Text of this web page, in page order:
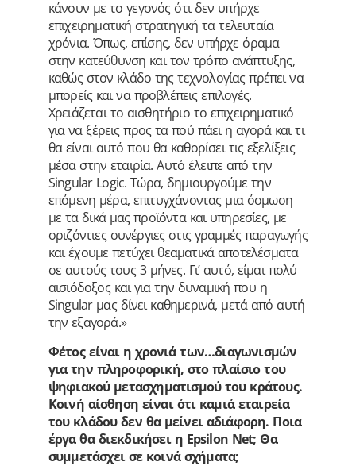
κάνουν με το γεγονός ότι δεν υπήρχε
επιχειρηματική στρατηγική τα τελευταία
χρόνια. Όπως, επίσης, δεν υπήρχε όραμα
στην κατεύθυνση και τον τρόπο ανάπτυξης,
καθώς στον κλάδο της τεχνολογίας πρέπει να
μπορείς και να προβλέπεις επιλογές.
Χρειάζεται το αισθητήριο το επιχειρηματικό
για να ξέρεις προς τα πού πάει η αγορά και τι
θα είναι αυτό που θα καθορίσει τις εξελίξεις
μέσα στην εταιρία. Αυτό έλειπε από την
Singular Logic. Τώρα, δημιουργούμε την
επόμενη μέρα, επιτυγχάνοντας μια όσμωση
με τα δικά μας προϊόντα και υπηρεσίες, με
οριζόντιες συνέργιες στις γραμμές παραγωγής
και έχουμε πετύχει θεαματικά αποτελέσματα
σε αυτούς τους 3 μήνες. Γι’ αυτό, είμαι πολύ
αισιόδοξος και για την δυναμική που η
Singular μας δίνει καθημερινά, μετά από αυτή
την εξαγορά.»
Φέτος είναι η χρονιά των…διαγωνισμών
για την πληροφορική, στο πλαίσιο του
ψηφιακού μετασχηματισμού του κράτους.
Κοινή αίσθηση είναι ότι καμιά εταιρεία
του κλάδου δεν θα μείνει αδιάφορη. Ποια
έργα θα διεκδικήσει η Epsilon Net; Θα
συμμετάσχει σε κοινά σχήματα;